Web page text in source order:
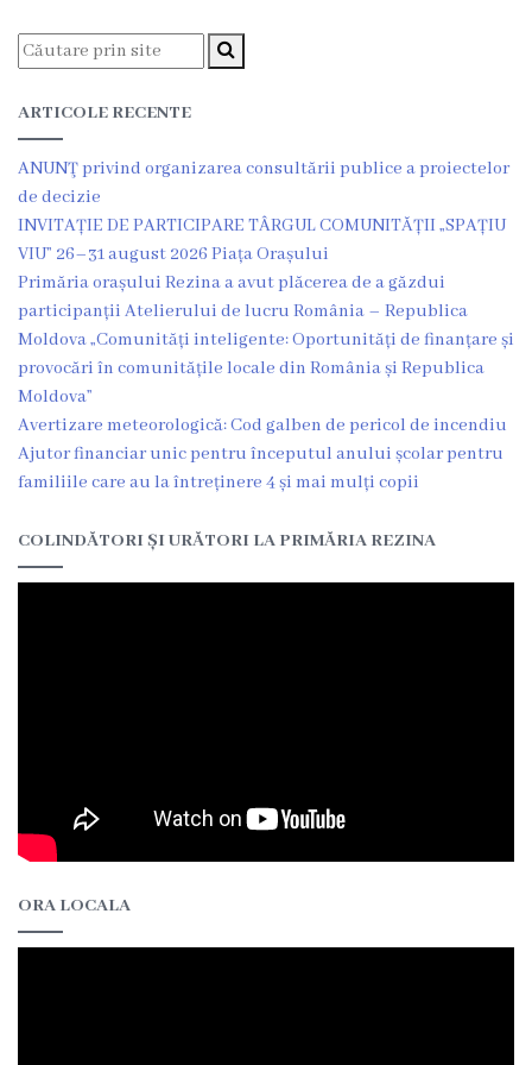
Î.M
,,Servicii
Comunal
-
Locative”
or.Rezina.
Î.M
,,
Piața
comercială
a
Consiliul
Componența
Consiliului
ARTICOLE RECENTE
ANUNŢ privind organizarea consultării publice a proiectelor
de decizie
INVITAȚIE DE PARTICIPARE TÂRGUL COMUNITĂȚII „SPAȚIU
VIU” 26–31 august 2026 Piața Orașului
Primăria orașului Rezina a avut plăcerea de a găzdui
participanții Atelierului de lucru România – Republica
Moldova „Comunități inteligente: Oportunități de finanțare și
provocări în comunitățile locale din România și Republica
Moldova”
Avertizare meteorologică: Cod galben de pericol de incendiu
Ajutor financiar unic pentru începutul anului școlar pentru
familiile care au la întreținere 4 și mai mulți copii
COLINDĂTORI ȘI URĂTORI LA PRIMĂRIA REZINA
ORA LOCALA